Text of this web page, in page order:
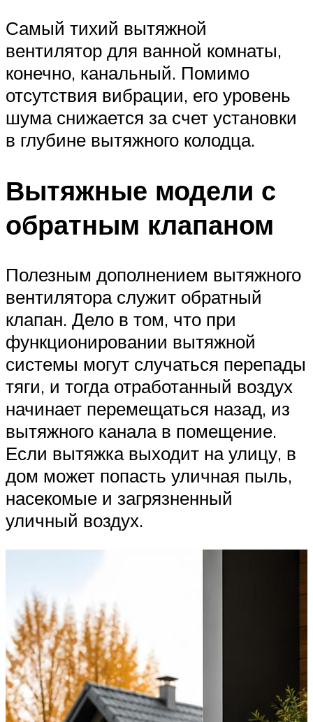
Самый тихий вытяжной
вентилятор для ванной комнаты,
конечно, канальный. Помимо
отсутствия вибрации, его уровень
шума снижается за счет установки
в глубине вытяжного колодца.
Вытяжные модели с
обратным клапаном
Полезным дополнением вытяжного
вентилятора служит обратный
клапан. Дело в том, что при
функционировании вытяжной
системы могут случаться перепады
тяги, и тогда отработанный воздух
начинает перемещаться назад, из
вытяжного канала в помещение.
Если вытяжка выходит на улицу, в
дом может попасть уличная пыль,
насекомые и загрязненный
уличный воздух.